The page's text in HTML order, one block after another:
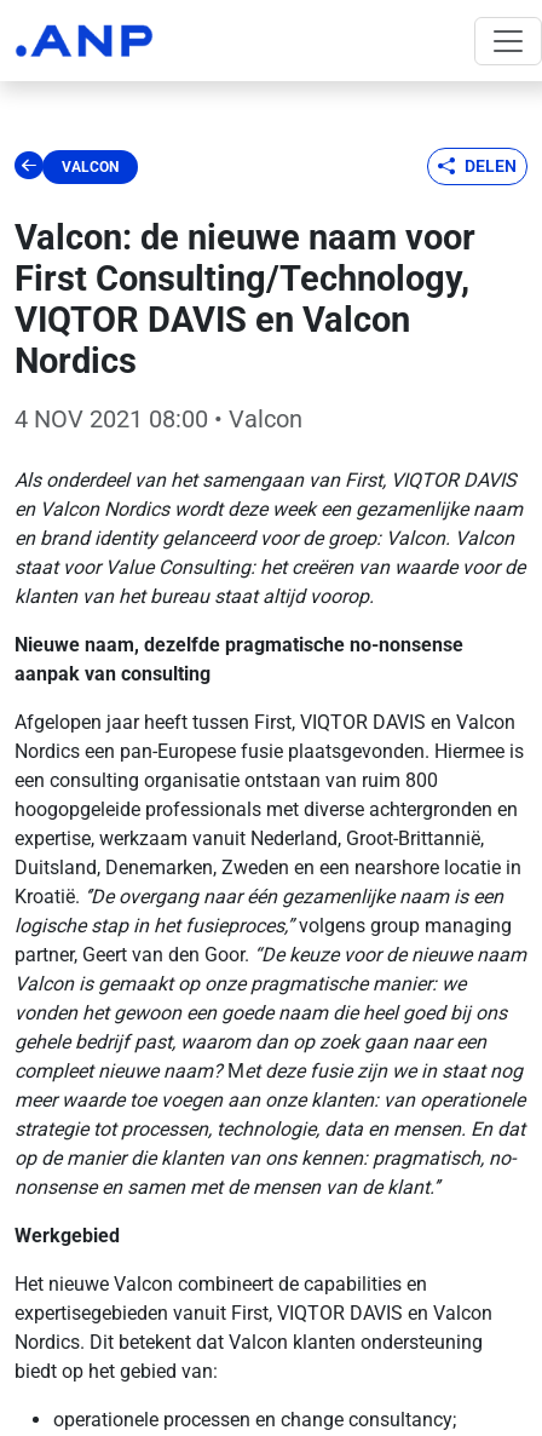
VALCON DELEN
Valcon: de nieuwe naam voor
First Consulting/Technology,
VIQTOR DAVIS en Valcon
Nordics
4 NOV 2021 08:00 • Valcon
Als onderdeel van het samengaan van First, VIQTOR DAVIS
en Valcon Nordics wordt deze week een gezamenlijke naam
en brand identity gelanceerd voor de groep: Valcon. Valcon
staat voor Value Consulting: het creëren van waarde voor de
klanten van het bureau staat altijd voorop.
Nieuwe naam, dezelfde pragmatische no-nonsense
aanpak van consulting
Afgelopen jaar heeft tussen First, VIQTOR DAVIS en Valcon
Nordics een pan-Europese fusie plaatsgevonden. Hiermee is
een consulting organisatie ontstaan van ruim 800
hoogopgeleide professionals met diverse achtergronden en
expertise, werkzaam vanuit Nederland, Groot-Brittannië,
Duitsland, Denemarken, Zweden en een nearshore locatie in
Kroatië. ‘’De overgang naar één gezamenlijke naam is een
logische stap in het fusieproces,”volgens group managing
partner, Geert van den Goor. “De keuze voor de nieuwe naam
Valcon is gemaakt op onze pragmatische manier: we
vonden het gewoon een goede naam die heel goed bij ons
gehele bedrijf past, waarom dan op zoek gaan naar een
compleet nieuwe naam?Met deze fusie zijn we in staat nog
meer waarde toe voegen aan onze klanten: van operationele
strategie tot processen, technologie, data en mensen. En dat
op de manier die klanten van ons kennen: pragmatisch, no-
nonsense en samen met de mensen van de klant.’’
Werkgebied
Het nieuwe Valcon combineert de capabilities en
expertisegebieden vanuit First, VIQTOR DAVIS en Valcon
Nordics. Dit betekent dat Valcon klanten ondersteuning
biedt op het gebied van:
operationele processen en change consultancy;